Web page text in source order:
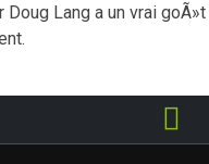
Lang a un vrai goÃ»t